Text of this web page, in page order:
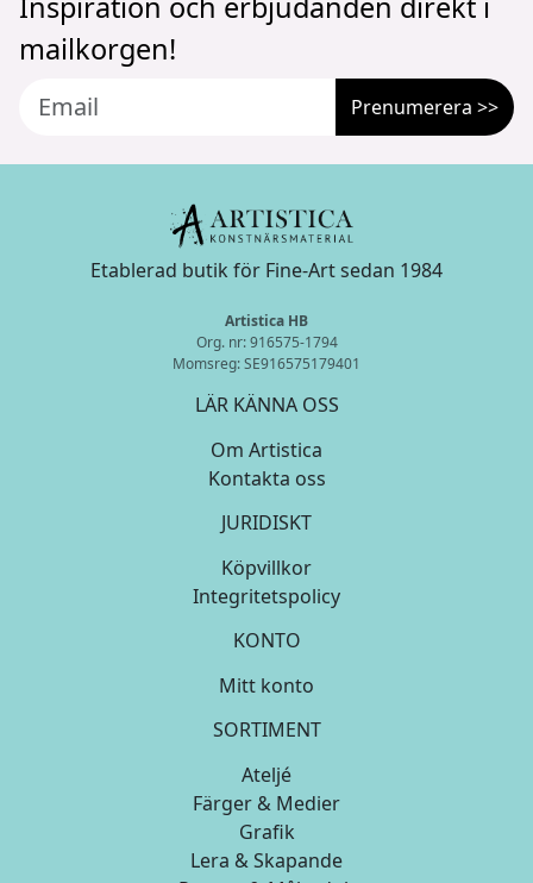
mailkorgen!
Prenumerera >>
Etablerad butik för Fine-Art sedan 1984
Artistica HB
Org. nr: 916575-1794
Momsreg: SE916575179401
LÄR KÄNNA OSS
Om Artistica
Kontakta oss
JURIDISKT
Köpvillkor
Integritetspolicy
KONTO
Mitt konto
SORTIMENT
Ateljé
Färger & Medier
Grafik
Lera & Skapande